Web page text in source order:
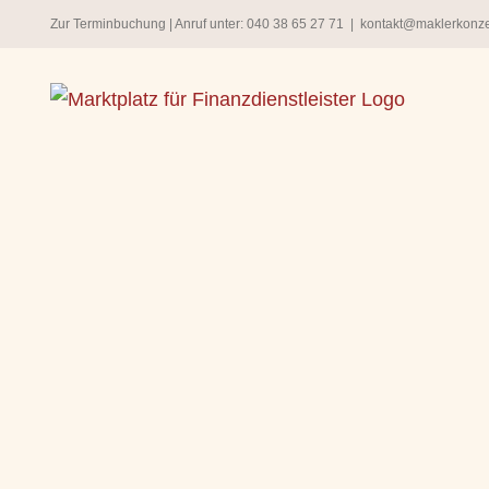
springen
Zur Terminbuchung | Anruf unter: 040 38 65 27 71